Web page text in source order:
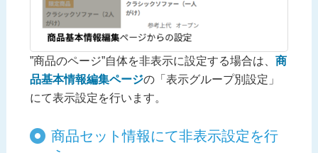
”商品のページ”自体を非表示に設定する場合は、 商
品基本情報編集ページの「表示グループ別設定」
にて表示設定を行います。
商品セット情報にて非表示設定を行